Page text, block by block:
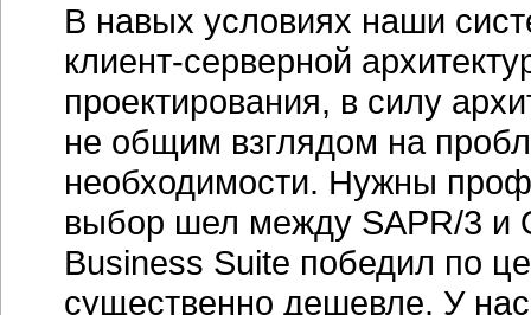
В навых условиях наши
клиент-серверной
проектирования, в силу
не общим взглядом на
необходимости. Нужны
выбор шел между SAPR/3 и
Business Suite победил по
существенно дешевле. У